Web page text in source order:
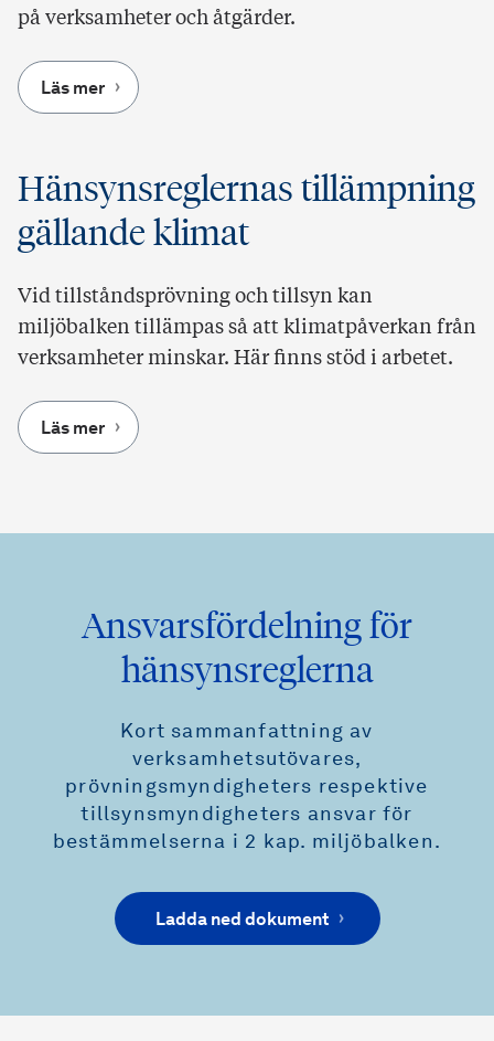
på verksamheter och åtgärder.
Läs mer
Hänsynsreglernas tillämpning
gällande klimat
Vid tillståndsprövning och tillsyn kan
miljöbalken tillämpas så att klimatpåverkan från
verksamheter minskar. Här finns stöd i arbetet.
Läs mer
Ansvarsfördelning för
hänsynsreglerna
Kort sammanfattning av
verksamhetsutövares,
prövningsmyndigheters respektive
tillsynsmyndigheters ansvar för
bestämmelserna i 2 kap. miljöbalken.
Ladda ned dokument